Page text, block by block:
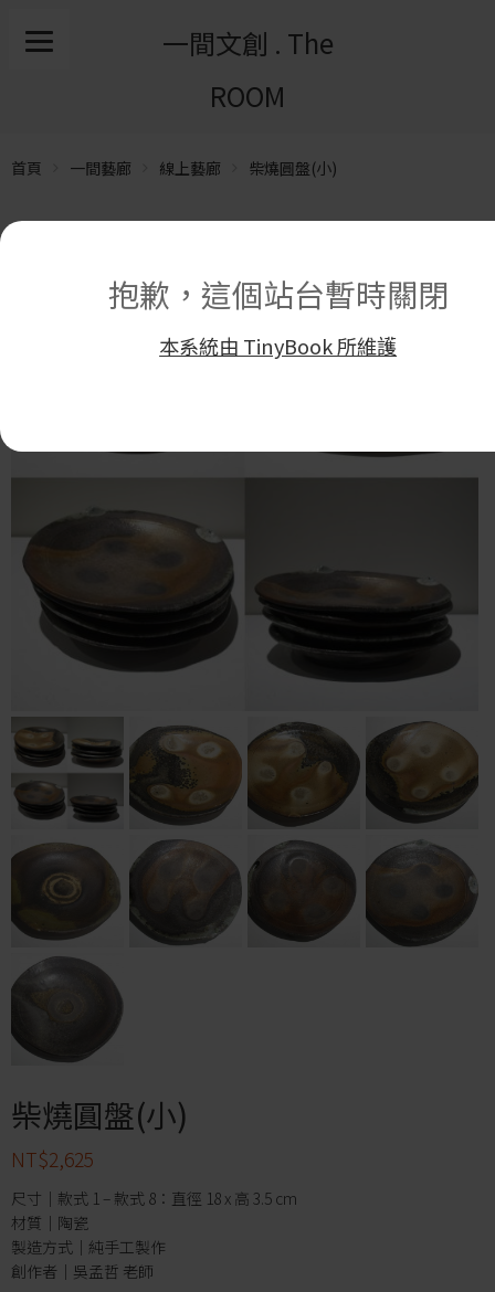
抱歉，這個站台暫時關閉
本系統由 TinyBook 所維護
一間文創 . The
ROOM
首頁 一間藝廊 線上藝廊 柴燒圓盤(小)
柴燒圓盤(小)
NT$2,625
尺寸｜款式 1 – 款式 8：直徑 18 x 高 3.5 cm
材質｜陶瓷
製造方式｜純手工製作
創作者｜吳孟哲 老師